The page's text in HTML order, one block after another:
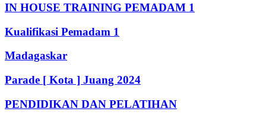
IN HOUSE TRAINING PEMADAM 1
Kualifikasi Pemadam 1
Madagaskar
Parade [ Kota ] Juang 2024
PENDIDIKAN DAN PELATIHAN